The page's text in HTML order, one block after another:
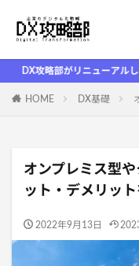
リニューアルしました！
HOME DX基礎
オンプレミス型
ット・デメリッ
2022年9月13日